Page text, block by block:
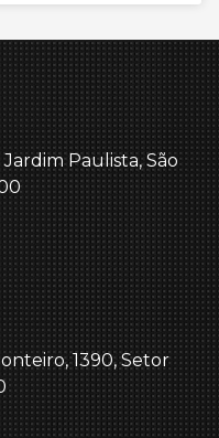
Paulista, São
1390, Setor